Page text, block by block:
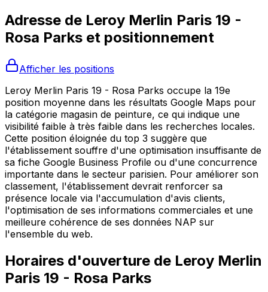
Adresse de Leroy Merlin Paris 19 -
Rosa Parks et positionnement
Afficher les positions
Leroy Merlin Paris 19 - Rosa Parks occupe la 19e
position moyenne dans les résultats Google Maps pour
la catégorie magasin de peinture, ce qui indique une
visibilité faible à très faible dans les recherches locales.
Cette position éloignée du top 3 suggère que
l'établissement souffre d'une optimisation insuffisante de
sa fiche Google Business Profile ou d'une concurrence
importante dans le secteur parisien. Pour améliorer son
classement, l'établissement devrait renforcer sa
présence locale via l'accumulation d'avis clients,
l'optimisation de ses informations commerciales et une
meilleure cohérence de ses données NAP sur
l'ensemble du web.
Horaires d'ouverture de Leroy Merlin
Paris 19 - Rosa Parks